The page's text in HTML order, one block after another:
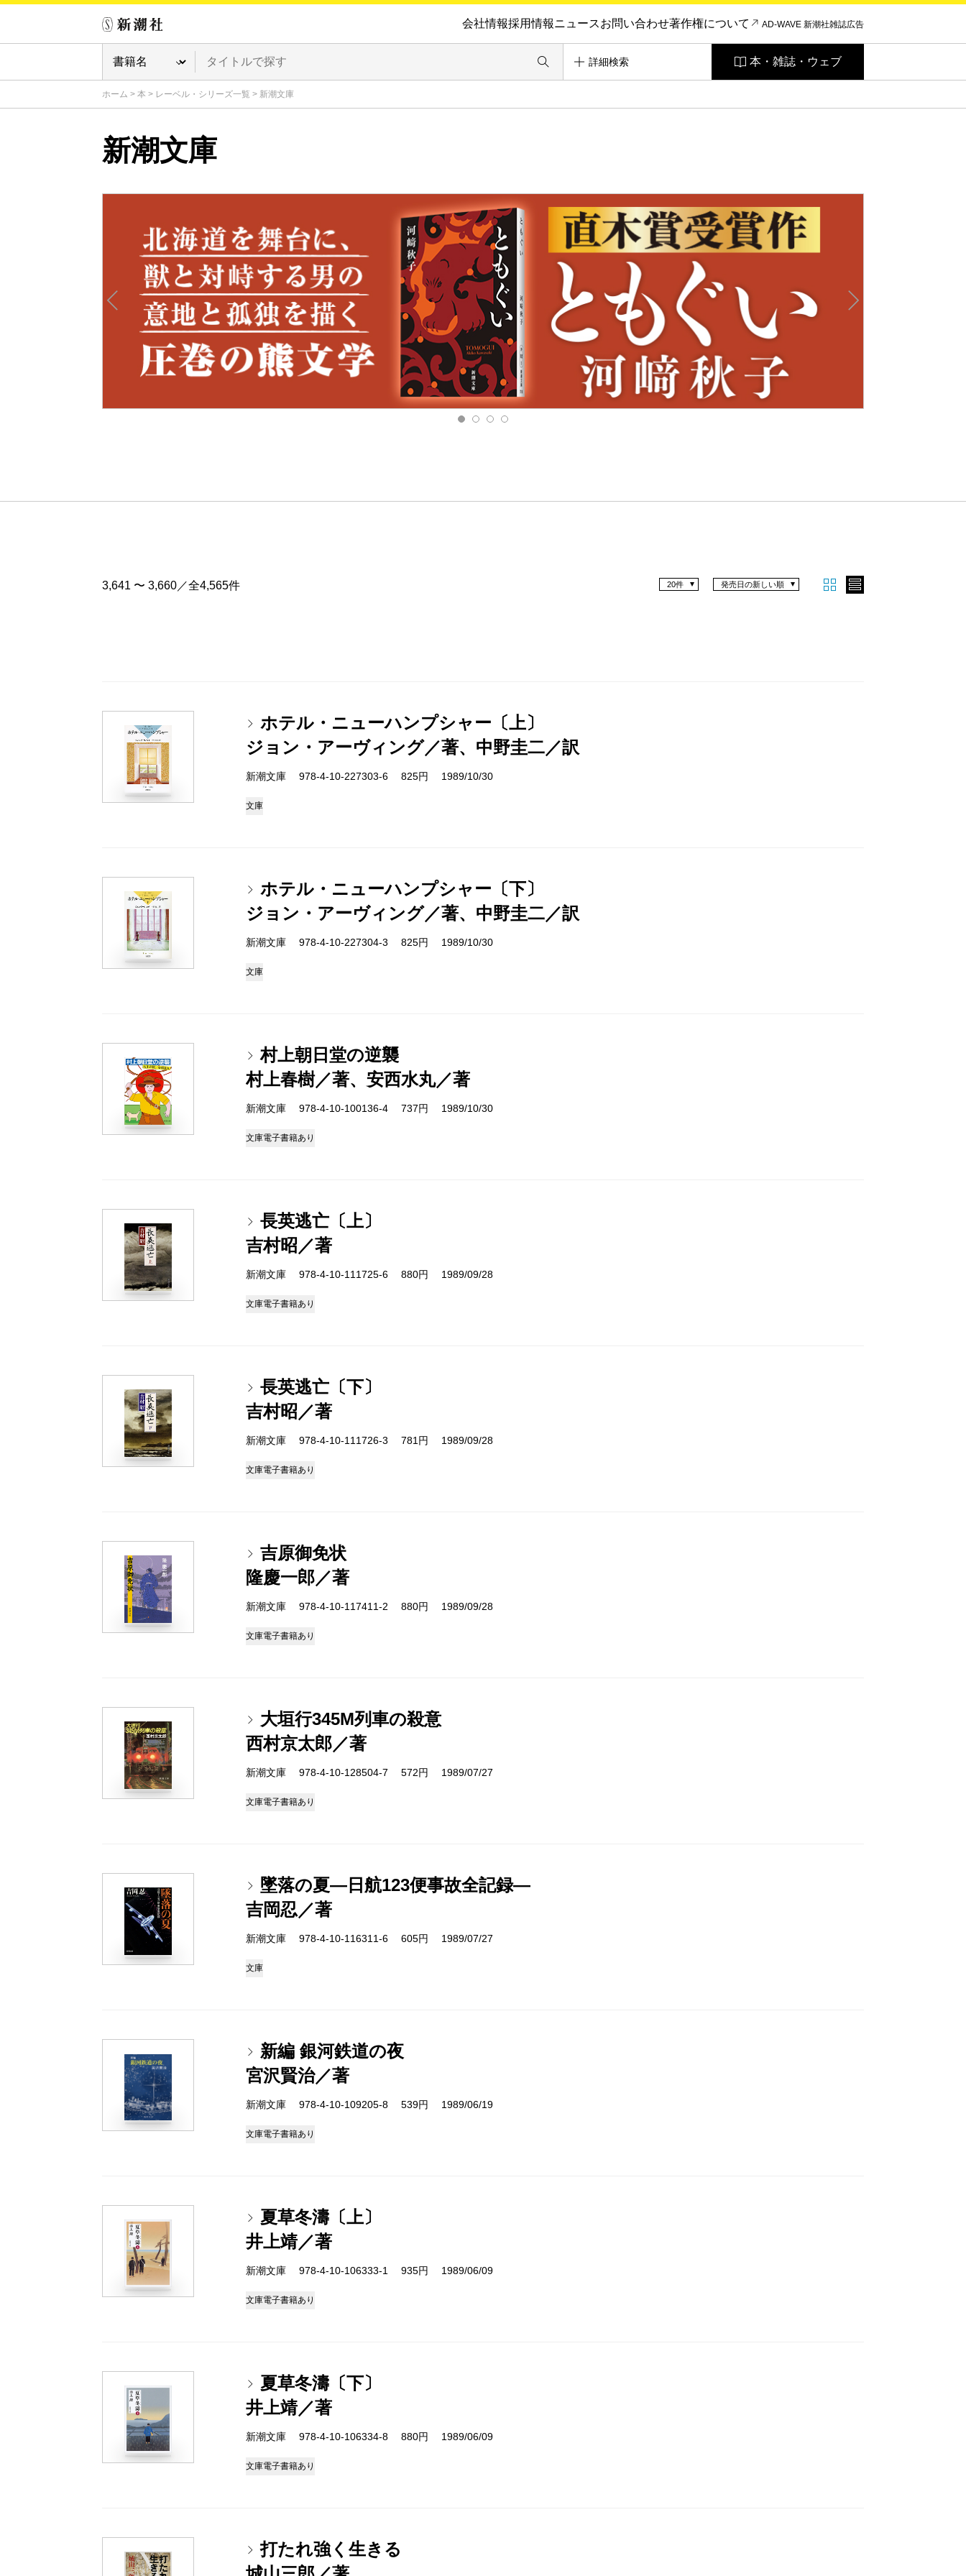
会社情報採用情報ニュースお問い合わせ著作権について AD-WAVE 新潮社雑誌広告
詳細検索 本・雑誌・ウェブ
ホーム > 本 > レーベル・シリーズ一覧 > 新潮文庫
新潮文庫
3,641 〜 3,660／全4,565件 発売日の新しい順
20件
ホテル・ニューハンプシャー〔上〕
ジョン・アーヴィング／著、中野圭二／訳
新潮文庫 978-4-10-227303-6 825円 1989/10/30
文庫
ホテル・ニューハンプシャー〔下〕
ジョン・アーヴィング／著、中野圭二／訳
新潮文庫 978-4-10-227304-3 825円 1989/10/30
文庫
村上朝日堂の逆襲
村上春樹／著、安西水丸／著
新潮文庫 978-4-10-100136-4 737円 1989/10/30
文庫電子書籍あり
長英逃亡〔上〕
吉村昭／著
新潮文庫 978-4-10-111725-6 880円 1989/09/28
文庫電子書籍あり
長英逃亡〔下〕
吉村昭／著
新潮文庫 978-4-10-111726-3 781円 1989/09/28
文庫電子書籍あり
吉原御免状
隆慶一郎／著
新潮文庫 978-4-10-117411-2 880円 1989/09/28
文庫電子書籍あり
大垣行345M列車の殺意
西村京太郎／著
新潮文庫 978-4-10-128504-7 572円 1989/07/27
文庫電子書籍あり
墜落の夏―日航123便事故全記録―
吉岡忍／著
新潮文庫 978-4-10-116311-6 605円 1989/07/27
文庫
新編 銀河鉄道の夜
宮沢賢治／著
新潮文庫 978-4-10-109205-8 539円 1989/06/19
文庫電子書籍あり
夏草冬濤〔上〕
井上靖／著
新潮文庫 978-4-10-106333-1 935円 1989/06/09
文庫電子書籍あり
夏草冬濤〔下〕
井上靖／著
新潮文庫 978-4-10-106334-8 880円 1989/06/09
文庫電子書籍あり
打たれ強く生きる